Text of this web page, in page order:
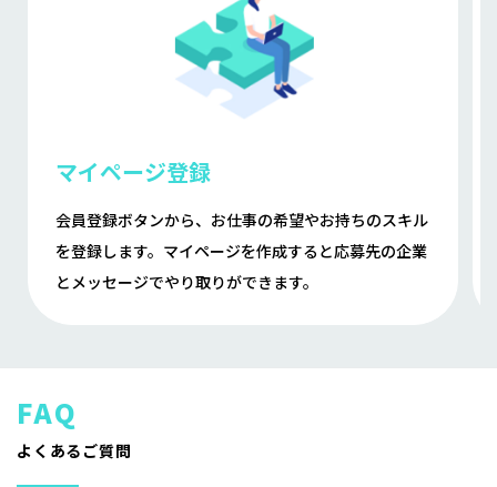
マイページ登録
会員登録ボタンから、お仕事の希望やお持ちのスキル
を登録します。マイページを作成すると応募先の企業
とメッセージでやり取りができます。
よくあるご質問